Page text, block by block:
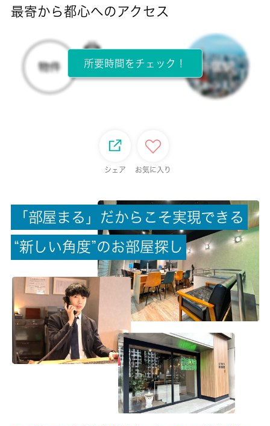
所在階
3階 / 4階建
償却/敷引
-/-
権利金/雑費
-/-
総戸数
180戸
現状/入居可能日
最寄から都心へのアクセス
所要時間をチェック！
シェア お気に入り
「 部屋 ま る 」 だ か ら こ そ実現で き る
“新 し い角 度”のお部屋探 し